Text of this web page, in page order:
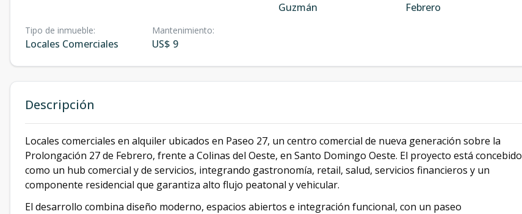
Guzmán
Febrero
Tipo de inmueble:
Locales Comerciales
Mantenimiento:
US$ 9
Descripción
Locales comerciales en alquiler ubicados en Paseo 27, un centro comercial de nueva generación sobre la
Prolongación 27 de Febrero, frente a Colinas del Oeste, en Santo Domingo Oeste. El proyecto está concebido
como un hub comercial y de servicios, integrando gastronomía, retail, salud, servicios financieros y un
componente residencial que garantiza alto flujo peatonal y vehicular.
El desarrollo combina diseño moderno, espacios abiertos e integración funcional, con un paseo